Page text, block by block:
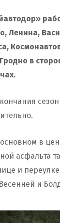
Ленина,
в
в
асфальта
и
и